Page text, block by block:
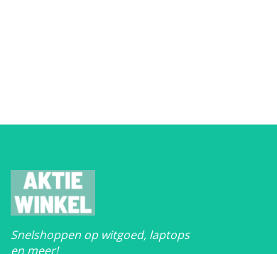
Snelshoppen op witgoed, laptops
en meer!